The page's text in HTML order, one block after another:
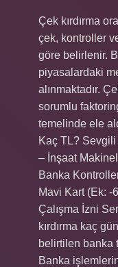
Çek kırdırma
çek, kontroller
göre belirlenir.
piyasalardaki
alınmaktadır.
sorumlu
temelinde ele
Kaç TL?
– İnşaat
Banka
Mavi Kart (Ek: -
Çalışma İzni
kırdırma kaç
belirtilen banka
Banka